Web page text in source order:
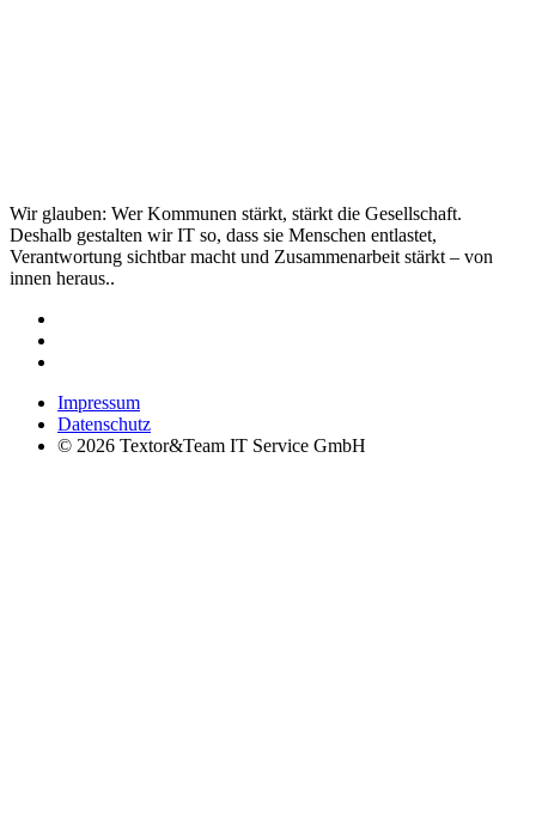
Wir glauben: Wer Kommunen stärkt, stärkt die Gesellschaft.
Deshalb gestalten wir IT so, dass sie Menschen entlastet,
Verantwortung sichtbar macht und Zusammenarbeit stärkt – von
innen heraus..
Impressum
Datenschutz
© 2026 Textor&Team IT Service GmbH